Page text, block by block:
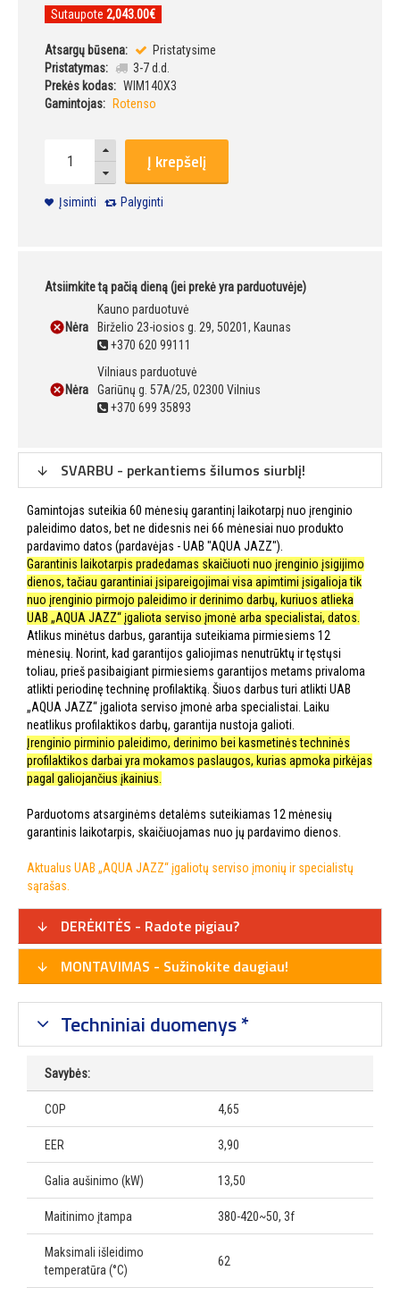
Sutaupote 2,043.00€
Atsargų būsena:
Pristatysime
Pristatymas:
3-7 d.d.
Prekės kodas: WIM140X3
Gamintojas:
Rotenso
Į krepšelį
Įsiminti Palyginti
Atsiimkite tą pačią dieną (jei prekė yra parduotuvėje)
Nėra
Kauno parduotuvė
Birželio 23-iosios g. 29, 50201, Kaunas
+370 620 99111
Nėra
Vilniaus parduotuvė
Gariūnų g. 57A/25, 02300 Vilnius
+370 699 35893
SVARBU - perkantiems šilumos siurblį!
Gamintojas suteikia 60 mėnesių garantinį laikotarpį nuo įrenginio
paleidimo datos, bet ne didesnis nei 66 mėnesiai nuo produkto
pardavimo datos (pardavėjas - UAB "AQUA JAZZ").
Garantinis laikotarpis pradedamas skaičiuoti nuo įrenginio įsigijimo
dienos, tačiau garantiniai įsipareigojimai visa apimtimi įsigalioja tik
nuo įrenginio pirmojo paleidimo ir derinimo darbų, kuriuos atlieka
UAB „AQUA JAZZ“ įgaliota serviso įmonė arba specialistai, datos.
Atlikus minėtus darbus, garantija suteikiama pirmiesiems 12
mėnesių. Norint, kad garantijos galiojimas nenutrūktų ir tęstųsi
toliau, prieš pasibaigiant pirmiesiems garantijos metams privaloma
atlikti periodinę techninę profilaktiką. Šiuos darbus turi atlikti UAB
„AQUA JAZZ“ įgaliota serviso įmonė arba specialistai. Laiku
neatlikus profilaktikos darbų, garantija nustoja galioti.
Įrenginio pirminio paleidimo, derinimo bei kasmetinės techninės
profilaktikos darbai yra mokamos paslaugos, kurias apmoka pirkėjas
pagal galiojančius įkainius.
Parduotoms atsarginėms detalėms suteikiamas 12 mėnesių
garantinis laikotarpis, skaičiuojamas nuo jų pardavimo dienos.
Aktualus UAB „AQUA JAZZ“ įgaliotų serviso įmonių ir specialistų
sąrašas.
DERĖKITĖS - Radote pigiau?
MONTAVIMAS - Sužinokite daugiau!
Techniniai duomenys *
Savybės:
COP 4,65
EER 3,90
Galia aušinimo (kW) 13,50
Maitinimo įtampa 380-420~50, 3f
Maksimali išleidimo
temperatūra (°C)
62